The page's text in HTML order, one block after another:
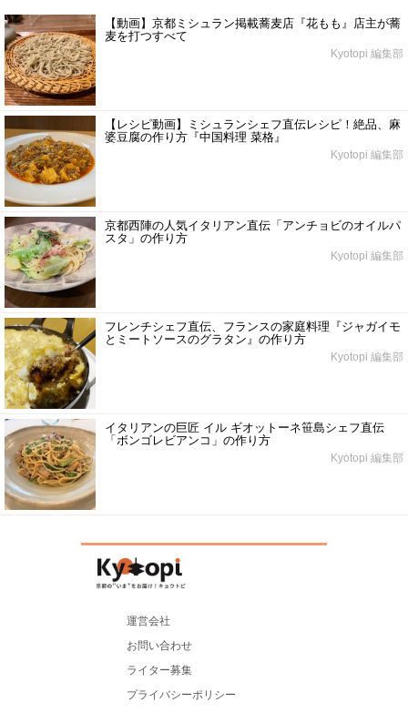
【動画】京都ミシュラン掲載蕎麦店『花もも』店主が蕎
麦を打つすべて
Kyotopi 編集部
【レシピ動画】ミシュランシェフ直伝レシピ！絶品、麻
婆豆腐の作り方『中国料理 菜格』
Kyotopi 編集部
京都西陣の人気イタリアン直伝「アンチョビのオイルパ
スタ」の作り方
Kyotopi 編集部
フレンチシェフ直伝、フランスの家庭料理『ジャガイモ
とミートソースのグラタン』の作り方
Kyotopi 編集部
イタリアンの巨匠 イル ギオットーネ笹島シェフ直伝
「ボンゴレビアンコ」の作り方
Kyotopi 編集部
運営会社
お問い合わせ
ライター募集
プライバシーポリシー